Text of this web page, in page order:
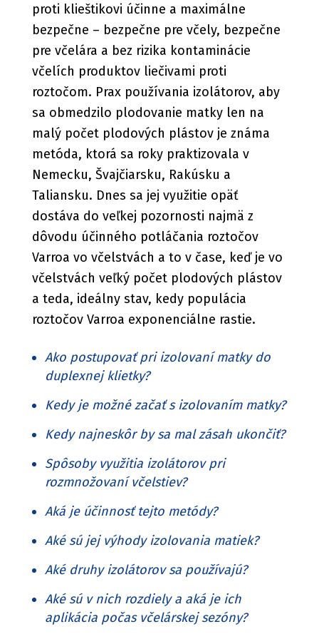
proti klieštikovi účinne a maximálne
bezpečne – bezpečne pre včely, bezpečne
pre včelára a bez rizika kontaminácie
včelích produktov liečivami proti
roztočom. Prax používania izolátorov, aby
sa obmedzilo plodovanie matky len na
malý počet plodových plástov je známa
metóda, ktorá sa roky praktizovala v
Nemecku, Švajčiarsku, Rakúsku a
Taliansku. Dnes sa jej využitie opäť
dostáva do veľkej pozornosti najmä z
dôvodu účinného potláčania roztočov
Varroa vo včelstvách a to v čase, keď je vo
včelstvách veľký počet plodových plástov
a teda, ideálny stav, kedy populácia
roztočov Varroa exponenciálne rastie.
Ako postupovať pri izolovaní matky do
duplexnej klietky?
Kedy je možné začať s izolovaním matky?
Kedy najneskôr by sa mal zásah ukončiť?
Spôsoby využitia izolátorov pri
rozmnožovaní včelstiev?
Aká je účinnosť tejto metódy?
Aké sú jej výhody izolovania matiek?
Aké druhy izolátorov sa používajú?
Aké sú v nich rozdiely a aká je ich
aplikácia počas včelárskej sezóny?